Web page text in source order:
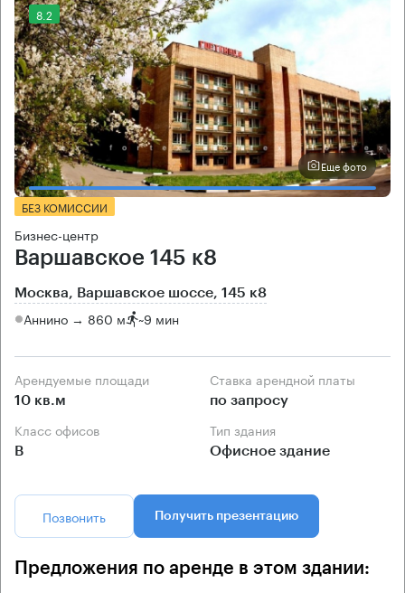
8.2
Еще фото
БЕЗ КОМИССИИ
Бизнес-центр
Варшавское 145 к8
Москва, Варшавское шоссе, 145 к8
Аннино → 860 м ~9 мин
Арендуемые площади
10 кв.м
Ставка арендной платы
по запросу
Класс офисов
B
Тип здания
Офисное здание
Позвонить Получить презентацию
Предложения по аренде в этом здании: